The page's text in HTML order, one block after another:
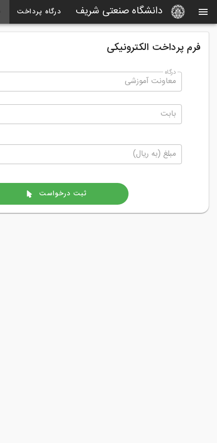
دانشگاه صنعتی شریف درگاه پرداخت
فرم پرداخت الکترونیکی
درگاه
بابت
مبلغ (به ریال)
ثبت درخواست